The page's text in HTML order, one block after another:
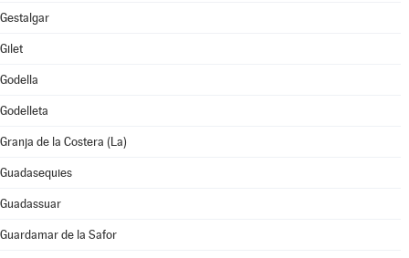
Gestalgar
Gilet
Godella
Godelleta
Granja de la Costera (La)
Guadasequies
Guadassuar
Guardamar de la Safor